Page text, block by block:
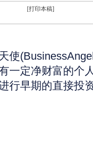
[打印本稿]
使
一定净财富的个
行早期的直接投